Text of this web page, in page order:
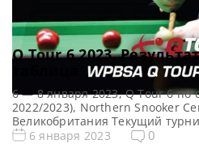
Q Tour 6 2023.
6 — 8 января 2023, Q Tour 6 по
2022/2023), Northern Snooker
Великобритания Текущий
предыдущего турнира: — Все
6 января 2023 0